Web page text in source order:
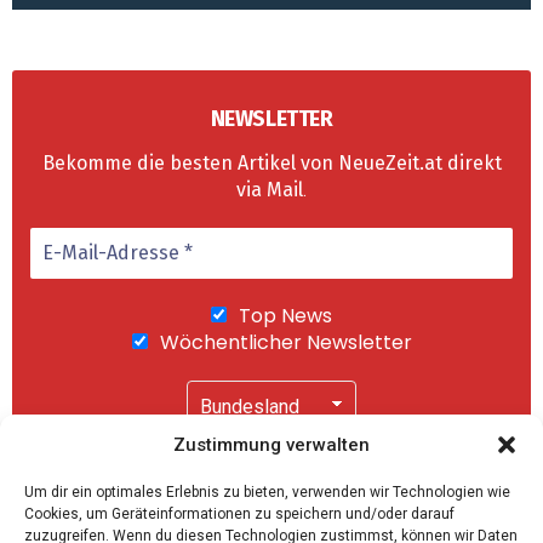
Zustimmung verwalten
Um dir ein optimales Erlebnis zu bieten, verwenden wir Technologien wie
Cookies, um Geräteinformationen zu speichern und/oder darauf
zuzugreifen. Wenn du diesen Technologien zustimmst, können wir Daten
NEWSLETTER
Bekomme die besten Artikel von NeueZeit.at direkt
via Mail.
Top News
Wöchentlicher Newsletter
"Abonnieren" akzeptierst Du unsere
Datenschutzerklärung.